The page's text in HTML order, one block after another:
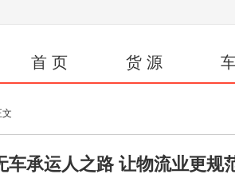
首 页 货 源
车承运人之路 让物流业更规